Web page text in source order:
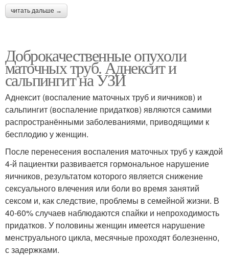
читать дальше →
Доброкачественные опухоли
маточных труб. Аднексит и
сальпингит на УЗИ
Аднексит (воспаление маточных труб и яичников) и
сальпингит (воспаление придатков) являются самими
распространёнными заболеваниями, приводящими к
бесплодию у женщин.
После перенесения воспаления маточных труб у каждой
4-й пациентки развивается гормональное нарушение
яичников, результатом которого является снижение
сексуального влечения или боли во время занятий
сексом и, как следствие, проблемы в семейной жизни. В
40-60% случаев наблюдаются спайки и непроходимость
придатков. У половины женщин имеется нарушение
менструального цикла, месячные проходят болезненно,
с задержками.